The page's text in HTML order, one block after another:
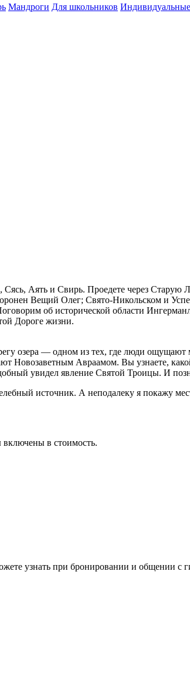
Мандроги Для школьников Индивидуальные
Аять и Свирь. Проедете через Старую
Вещий Олег; Свято-Никольском и
об исторической области
Дороге жизни.
озера — одном из тех, где люди
Новозаветным Авраамом. Вы узнаете,
увидел явление Святой Троицы. И
источник. А неподалеку я покажу
включены в стоимость.
узнать при бронировании и общении с